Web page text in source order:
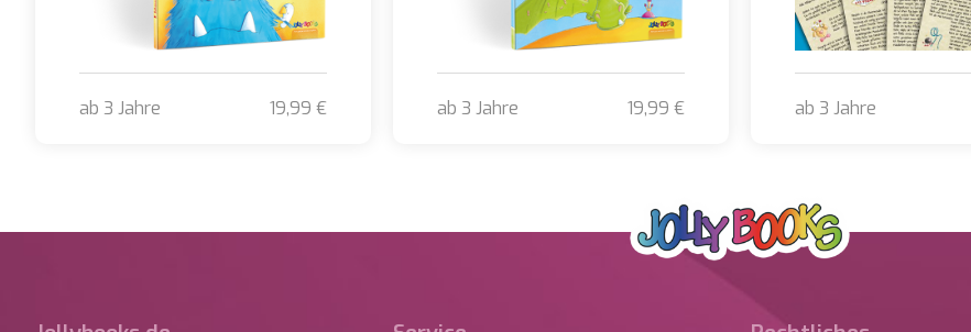
ab 3 Jahre
19,99 €
ab 3 Jahre
19,99 €
ab 3 Jahre